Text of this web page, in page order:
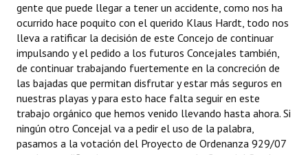
gente que puede llegar a tener un accidente, como nos ha
ocurrido hace poquito con el querido Klaus Hardt, todo nos
lleva a ratificar la decisión de este Concejo de continuar
impulsando y el pedido a los futuros Concejales también,
de continuar trabajando fuertemente en la concreción de
las bajadas que permitan disfrutar y estar más seguros en
nuestras playas y para esto hace falta seguir en este
trabajo orgánico que hemos venido llevando hasta ahora. Si
ningún otro Concejal va a pedir el uso de la palabra,
pasamos a la votación del Proyecto de Ordenanza 929/07